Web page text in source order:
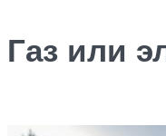
Газ или